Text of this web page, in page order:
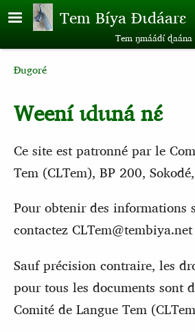
Aller au contenu principal
Tem Bíya Ɖɩdáarɛ
Tem ŋmáádɩ́ ɖaána
Breadcrumb
Ɖugoré
Weení ɩdɩɩná nɛ́
Ce site est patronné par le
Tem (CLTem), BP 200,
Pour obtenir des informations
contactez CLTem@tembiya.net
Sauf précision contraire, les
pour tous les documents sont
Comité de Langue Tem